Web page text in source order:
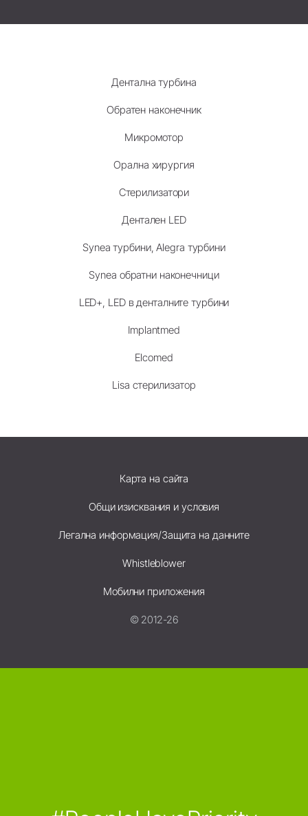
Дентална турбина
Обратен наконечник
Микромотор
Орална хирургия
Стерилизатори
Дентален LED
Synea турбини, Alegra турбини
Synea обратни наконечници
LED+, LED в денталните турбини
Implantmed
Elcomed
Lisa стерилизатор
Карта на сайта
Общи изисквания и условия
Легална информация/Защита на данните
Whistleblower
Мобилни приложения
© 2012-26